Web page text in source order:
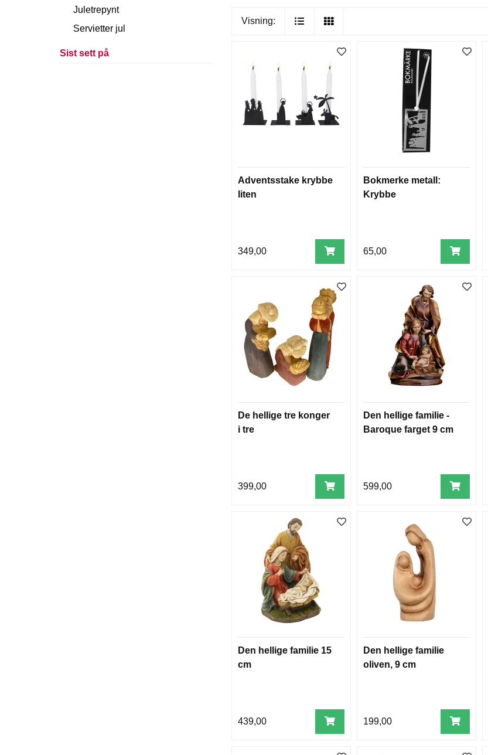
Juletrepynt
Servietter jul
Sist sett på
Visning:
Adventsstake krybbe
liten
349,00
Bokmerke metall:
Krybbe
65,00
De hellige tre konger
i tre
399,00
Den hellige familie -
Baroque farget 9 cm
599,00
Den hellige familie 15
cm
439,00
Den hellige familie
oliven, 9 cm
199,00